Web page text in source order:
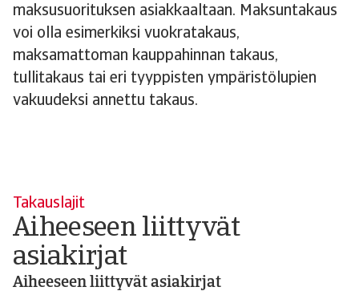
maksusuorituksen asiakkaaltaan. Maksuntakaus
voi olla esimerkiksi vuokratakaus,
maksamattoman kauppahinnan takaus,
tullitakaus tai eri tyyppisten ympäristölupien
vakuudeksi annettu takaus.
Takauslajit
Aiheeseen liittyvät
asiakirjat
Aiheeseen liittyvät asiakirjat